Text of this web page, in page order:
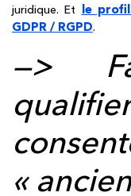
juridique. Et le
GDPR / RGPD.
—>
«